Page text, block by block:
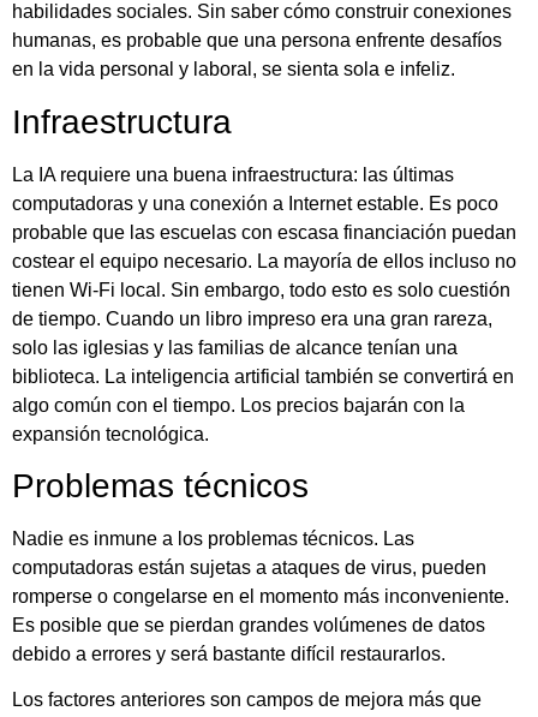
habilidades sociales. Sin saber cómo construir conexiones
humanas, es probable que una persona enfrente desafíos
en la vida personal y laboral, se sienta sola e infeliz.
Infraestructura
La IA requiere una buena infraestructura: las últimas
computadoras y una conexión a Internet estable. Es poco
probable que las escuelas con escasa financiación puedan
costear el equipo necesario. La mayoría de ellos incluso no
tienen Wi-Fi local. Sin embargo, todo esto es solo cuestión
de tiempo. Cuando un libro impreso era una gran rareza,
solo las iglesias y las familias de alcance tenían una
biblioteca. La inteligencia artificial también se convertirá en
algo común con el tiempo. Los precios bajarán con la
expansión tecnológica.
Problemas técnicos
Nadie es inmune a los problemas técnicos. Las
computadoras están sujetas a ataques de virus, pueden
romperse o congelarse en el momento más inconveniente.
Es posible que se pierdan grandes volúmenes de datos
debido a errores y será bastante difícil restaurarlos.
Los factores anteriores son campos de mejora más que